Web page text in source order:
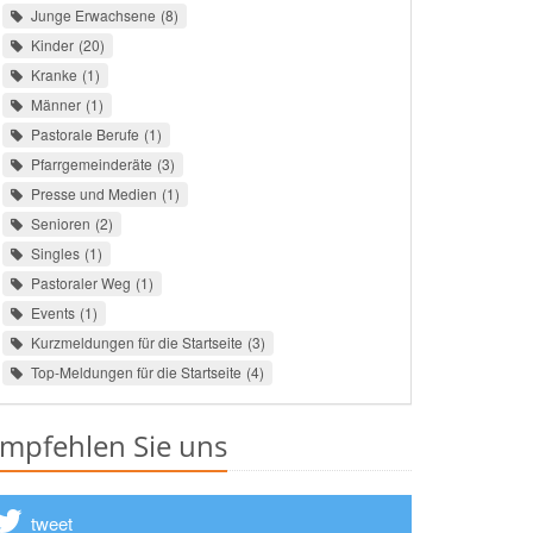
Junge Erwachsene 8
Kinder 20
Kranke 1
Männer 1
Pastorale Berufe 1
Pfarrgemeinderäte 3
Presse und Medien 1
Senioren 2
Singles 1
Pastoraler Weg 1
Events 1
Kurzmeldungen für die Startseite 3
Top-Meldungen für die Startseite 4
Sie uns
tweet